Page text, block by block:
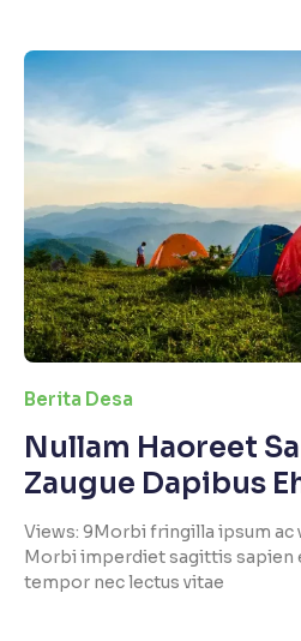
Berita Desa
Nullam Haoreet
Zaugue Dapibus
Views: 9Morbi fringilla ipsum ac
Morbi imperdiet sagittis sapien
tempor nec lectus vitae